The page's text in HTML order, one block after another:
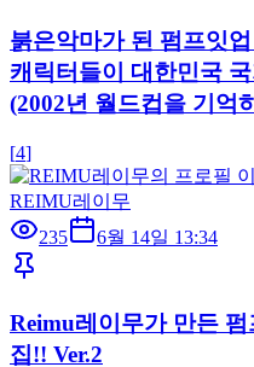
붉은악마가 된 펌프잇
캐릭터들이 대한민국
(2002년 월드컵을 기억
[4]
REIMU레이무
235
6월 14일 13:34
Reimu레이무가 만든
집!! Ver.2